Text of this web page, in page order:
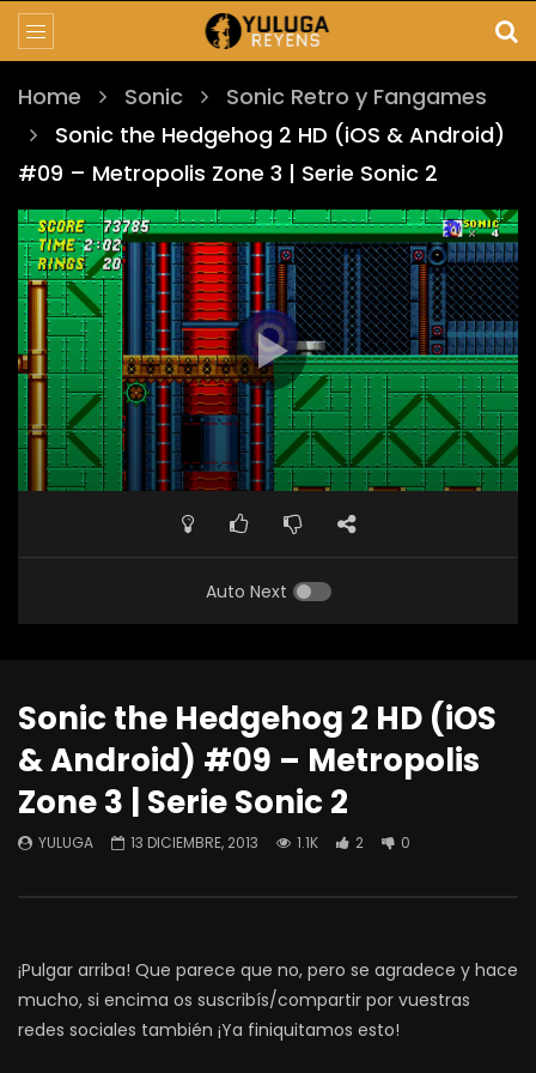
Home Sonic
Sonic Retro y Fangames
Sonic the Hedgehog 2 HD (iOS & Android)
#09 – Metropolis Zone 3 | Serie Sonic 2
Auto Next
Sonic the Hedgehog 2 HD (iOS
& Android) #09 – Metropolis
Zone 3 | Serie Sonic 2
YULUGA 13 DICIEMBRE, 2013 1.1K 2 0
¡Pulgar arriba! Que parece que no, pero se agradece y hace
mucho, si encima os suscribís/compartir por vuestras
redes sociales también ¡Ya finiquitamos esto!